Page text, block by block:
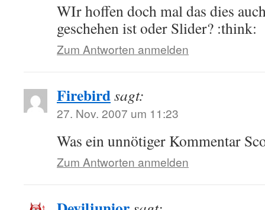
WIr hoffen doch mal das dies
geschehen ist oder Slider? :think:
Zum Antworten anmelden
Firebirdsagt:
27. Nov. 2007 um 11:23
Was ein unnötiger Kommentar
Zum Antworten anmelden